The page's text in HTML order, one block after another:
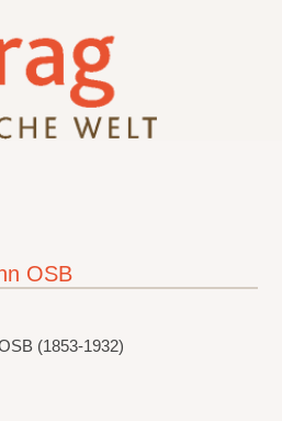
OSB
(1853-1932)